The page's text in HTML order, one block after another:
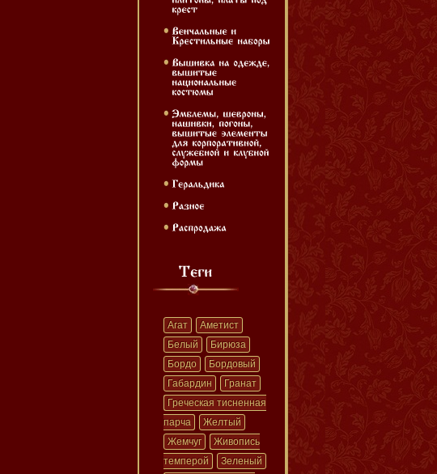
Агат
Аметист
Белый
Бирюза
Бордо
Бордовый
Габардин
Гранат
Греческая тисненная
парча
Желтый
Жемчуг
Живопись
темперой
Зеленый